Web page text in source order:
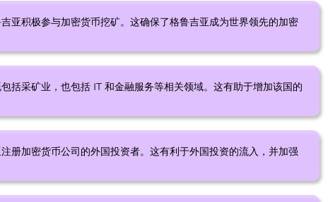
亚积极参与加密货币挖矿。这确保了格鲁吉亚成为世界领先的加密
括采矿业，也包括 IT 和金融服务等相关领域。这有助于增加该国的
册加密货币公司的外国投资者。这有利于外国投资的流入，并加强